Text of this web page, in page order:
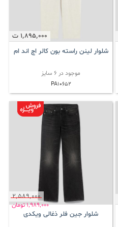
1٬895٬000 ت
شلوار لینن راسته بون کالر اچ اند ام
موجود در 6 سایز
PA10652
2٬589٬000
1٬989٬000تومان
شلوار جین فلر ذغالی ویکدی